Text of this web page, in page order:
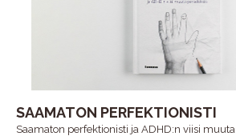
SAAMATON PERFEKTIONISTI
Saamaton perfektionisti ja ADHD:n viisi muuta